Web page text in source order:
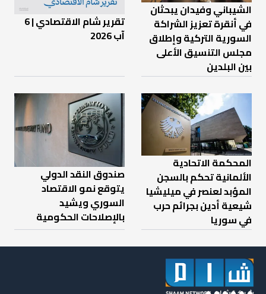
الشيباني وفيدان يبحثان
في أنقرة تعزيز الشراكة
السورية التركية وإطلاق
مجلس التنسيق الأعلى
بين البلدين
تقرير شام الاقتصادي | 6
آب 2026
المحكمة الاتحادية
الألمانية تحكم بالسجن
المؤبد لعنصر في ميليشيا
شيعية أدين بجرائم حرب
في سوريا
صندوق النقد الدولي
يتوقع نمو الاقتصاد
السوري ويشيد
بالإصلاحات الحكومية